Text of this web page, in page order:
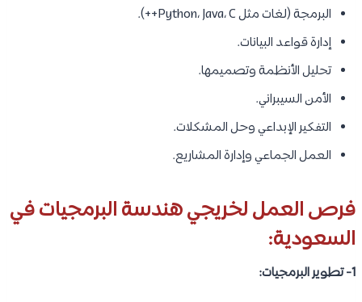
البرمجة (لغات مثل Python، Java، C++).
إدارة قواعد البيانات.
تحليل الأنظمة وتصميمها.
الأمن السيبراني.
التفكير الإبداعي وحل المشكلات.
العمل الجماعي وإدارة المشاريع.
فرص العمل لخريجي هندسة البرمجيات في
السعودية:
1- تطوير البرمجيات: